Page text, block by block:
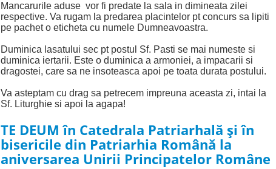
Mancarurile aduse vor fi predate la sala in dimineata zilei
respective. Va rugam la predarea placintelor pt concurs sa lipiti
pe pachet o eticheta cu numele Dumneavoastra.
Duminica lasatului sec pt postul Sf. Pasti se mai numeste si
duminica iertarii. Este o duminica a armoniei, a impacarii si
dragostei, care sa ne insoteasca apoi pe toata durata postului.
Va asteptam cu drag sa petrecem impreuna aceasta zi, intai la
Sf. Liturghie si apoi la agapa!
TE DEUM în Catedrala Patriarhală şi în
bisericile din Patriarhia Română la
aniversarea Unirii Principatelor Române